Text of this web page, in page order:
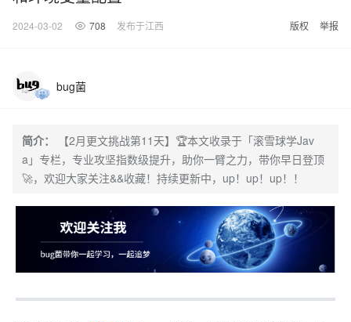
2024-03-02 708 发布于江西 版权 举报
bug菌
简介：
【2月更文挑战第11天】🏆本文收录于「滚雪球学Jav
a」专栏，专业攻坚指数级提升，助你一臂之力，带你早日登顶
🚀，欢迎大家关注&&收藏！持续更新中，up！up！up！！